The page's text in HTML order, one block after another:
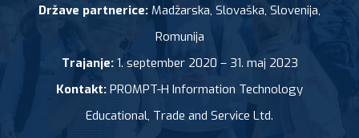
Države partnerice: Madžarska, Slovaška, Slovenija,
Romunija
Trajanje:1. september 2020 – 31. maj 2023
Kontakt: PROMPT-H Information Technology
Educational, Trade and Service Ltd.